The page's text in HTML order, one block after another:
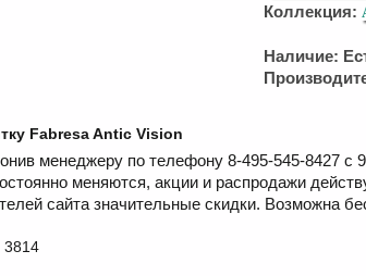
Коллекция:
Наличие:
Fabresa Antic Vision
менеджеру по телефону 8-495-545-8427 с
меняются, акции и распродажи
сайта значительные скидки. Возможна
3814